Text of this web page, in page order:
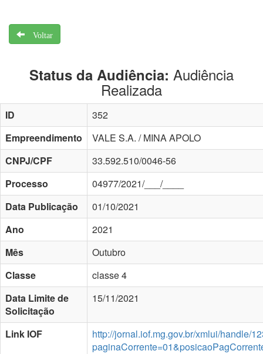
Voltar
Status da Audiência: Audiência
Realizada
ID
352
Empreendimento
VALE S.A. / MINA APOLO
CNPJ/CPF
33.592.510/0046-56
Processo
04977/2021/___/____
Data Publicação
01/10/2021
Ano
2021
Mês
Outubro
Classe
classe 4
Data Limite de
Solicitação
15/11/2021
Link IOF
http://jornal.iof.mg.gov.br/xmlui/handle/